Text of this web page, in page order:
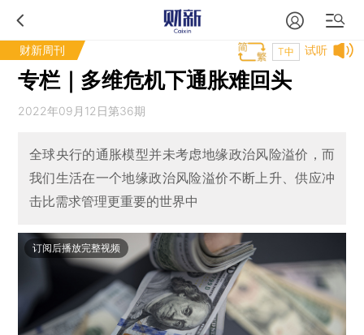
财新周刊 试听
T中
专栏｜多维危机下通胀难回头
2022年09月12日第36期
全球央行的通胀模型并未考虑地缘政治风险溢价，而
我们生活在一个地缘政治风险溢价不断上升、供应冲
击比需求管理更重要的世界中
订阅后播放完整视频